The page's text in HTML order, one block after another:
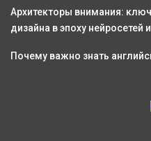
Архитекторы внимания:
дизайна в эпоху нейросетей
Почему важно знать